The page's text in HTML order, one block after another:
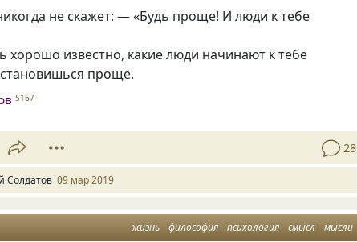
не скажет: — «Будь проще! И люди к тебе
хорошо известно, какие люди начинают к тебе
становишься проще.
5167
28
Солдатов 09 мар 2019
жизнь философия психология смысл мысли